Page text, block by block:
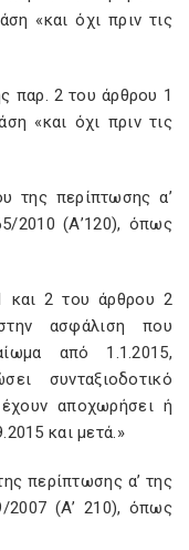
«και όχι πριν τις
παρ. 2 του άρθρου 1
«και όχι πριν τις
της περίπτωσης α’
2010 (Α’120), όπως
2 του άρθρου 2
ασφάλιση που
από 1.1.2015,
συνταξιοδοτικό
αποχωρήσει ή
και μετά.»
περίπτωσης α’ της
2007 (Α’ 210), όπως